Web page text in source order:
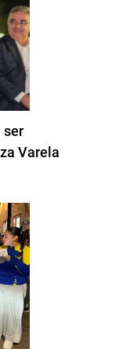
ser
Varela